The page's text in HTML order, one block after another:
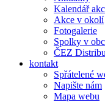
Kalendář
Akce v okolí
Fotogalerie
Spolky v
ČEZ
kontakt
Spřátelené
Napište nám
Mapa webu